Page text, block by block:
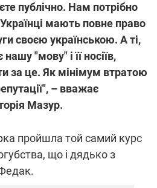
публічно. Нам потрібно
мають повне право
своєю українською. А ті,
"мову" і її носіїв,
за це. Як мінімум втратою
– вважає
Мазур.
пройшла той самий курс
що і дядько з